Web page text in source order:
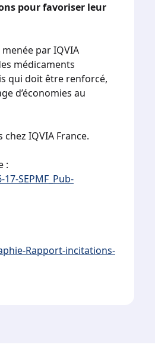
pour favoriser leur
par IQVIA
médicaments
qui doit être renforcé,
d’économies au
IQVIA France.
:
SEPMF_Pub-
Rapport-incitations-